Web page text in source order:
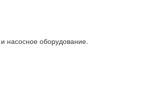
насосное оборудование.